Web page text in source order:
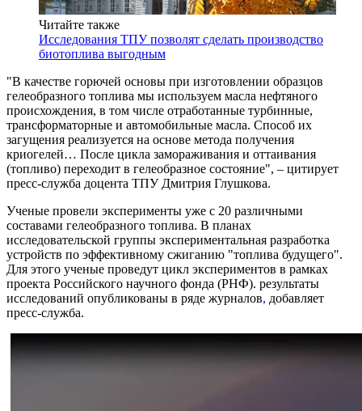
Читайте также
Исследования ТПУ позволят сделать производство
биотоплива выгодным
"В качестве горючей основы при изготовлении образцов
гелеобразного топлива мы используем масла нефтяного
происхождения, в том числе отработанные турбинные,
трансформаторные и автомобильные масла. Способ их
загущения реализуется на основе метода получения
криогелей… После цикла замораживания и оттаивания
(топливо) переходит в гелеобразное состояние", – цитирует
пресс-служба доцента ТПУ Дмитрия Глушкова.
Ученые провели эксперименты уже с 20 различными
составами гелеобразного топлива. В планах
исследовательской группы экспериментальная разработка
устройств по эффективному сжиганию "топлива будущего".
Для этого ученые проведут цикл экспериментов в рамках
проекта Российского научного фонда (РНФ). результаты
исследований опубликованы в ряде журналов, добавляет
пресс-служба.